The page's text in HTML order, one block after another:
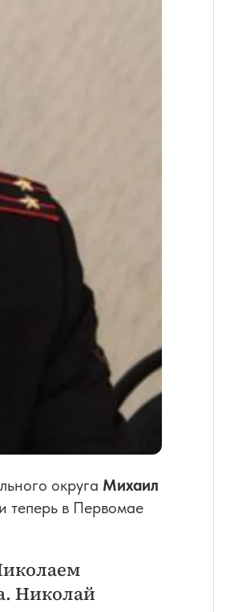
округа Михаил
теперь в Первомае
Николай